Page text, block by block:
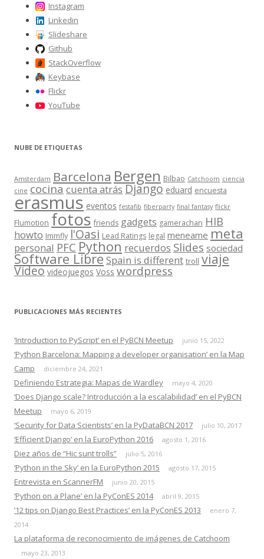
Instagram
Linkedin
Slideshare
Github
StackOverflow
Keybase
Flickr
YouTube
NUBE DE ETIQUETAS
Amsterdam Barcelona Bergen Bilbao Catchoom ciencia
cine cocinacuenta atrás Django eduard encuesta
erasmus eventos festafib fiberparty final fantasy flickr
Flumotion fotos friends gadgets gamerachan HIB
howto Immfly l'Oasi Lead Ratings legal meneame meta
personal PFC Python recuerdos Slides sociedad
Software LibreSpain is different troll viaje
Video videojuegos Voss wordpress
PUBLICACIONES MÁS RECIENTES
‘Introduction to PyScript’ en el PyBCN Meetup junio 15, 2022
‘Python Barcelona: Mapping a developer organisation’ en la Map
Camp
diciembre 24, 2021
Definiendo Estrategia: Mapas de Wardley mayo 4, 2020
‘Does Django scale? Introducción a la escalabilidad’ en el PyBCN
Meetup
mayo 6, 2019
‘Security for Data Scientists’ en la PyDataBCN 2017 julio 10, 2017
‘Efficient Django’ en la EuroPython 2016 agosto 1, 2016
Diez años de “Hic sunt trolls” julio 5, 2016
‘Python in the Sky’ en la EuroPython 2015 agosto 17, 2015
Entrevista en ScannerFM junio 20, 2015
‘Python on a Plane’ en la PyConES 2014 abril 9, 2015
’12 tips on Django Best Practices’ en la PyConES 2013
enero 7,
2014
La plataforma de reconocimiento de imágenes de Catchoom
mayo 23, 2013